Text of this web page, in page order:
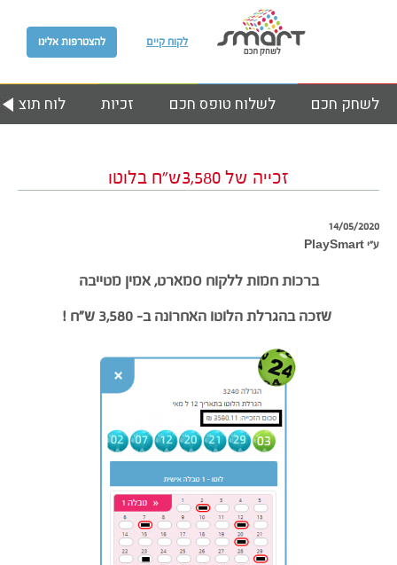
להצטרפות אלינו לקוח קיים
לוח זכיות לשלוח טופס חכם לשחק חכם
זכייה של 3,580ש”ח בלוטו
14/05/2020
ע״י PlaySmart
ברכות חמות ללקוח סמארט, אמין מטייבה
שזכה בהגרלת הלוטו האחרונה ב- 3,580 ש”ח !